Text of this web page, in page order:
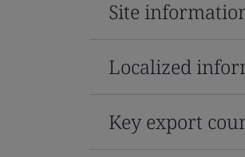
Site
Localized
Key export